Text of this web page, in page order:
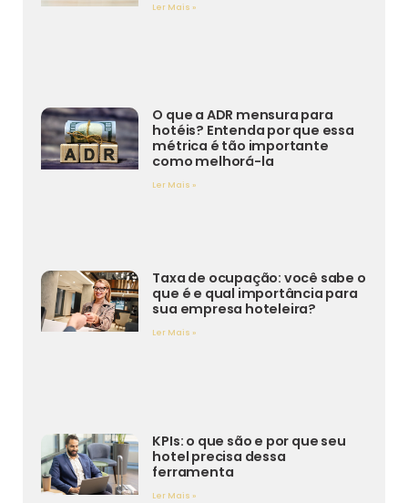
Ler Mais »
O que a ADR mensura para
hotéis? Entenda por que essa
métrica é tão importante
como melhorá-la
Ler Mais »
Taxa de ocupação: você sabe o
que é e qual importância para
sua empresa hoteleira?
Ler Mais »
KPIs: o que são e por que seu
hotel precisa dessa
ferramenta
Ler Mais »